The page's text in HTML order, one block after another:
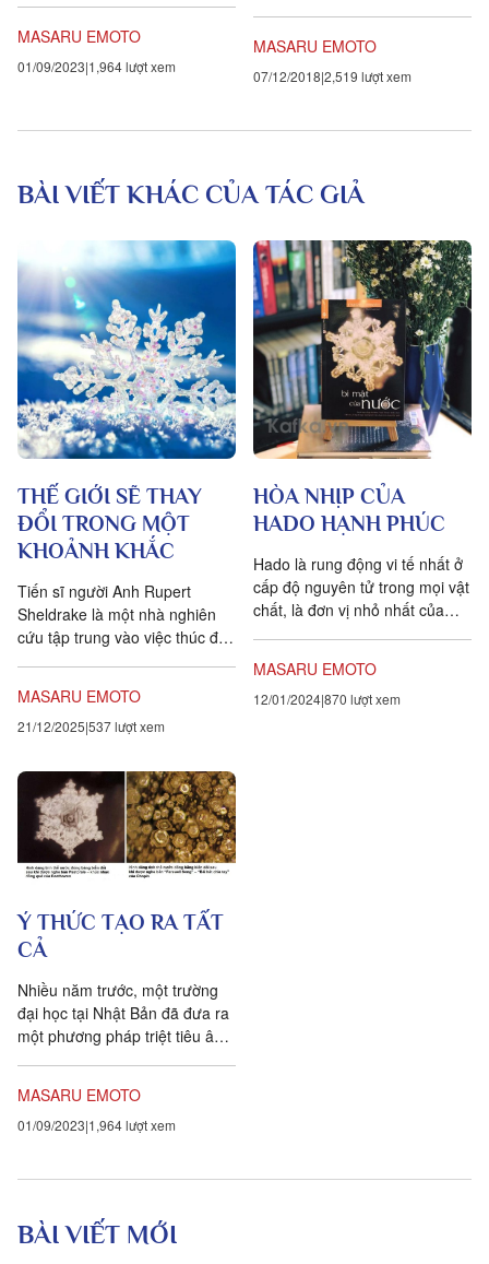
MASARU EMOTO
01/09/2023 1,964 lượt xem
nước về dạng tinh khôi của nó.
MASARU EMOTO
07/12/2018 2,519 lượt xem
BÀI VIẾT KHÁC CỦA TÁC GIẢ
THẾ GIỚI SẼ THAY
ĐỔI TRONG MỘT
KHOẢNH KHẮC
Tiến sĩ người Anh Rupert
Sheldrake là một nhà nghiên
cứu tập trung vào việc thúc đẩy
MASARU EMOTO
21/12/2025 537 lượt xem
HÒA NHỊP CỦA
HADO HẠNH PHÚC
Hado là rung động vi tế nhất ở
cấp độ nguyên tử trong mọi vật
chất, là đơn vị nhỏ nhất của
MASARU EMOTO
12/01/2024870 lượt xem
Ý THỨC TẠO RA TẤT
CẢ
Nhiều năm trước, một trường
đại học tại Nhật Bản đã đưa ra
một phương pháp triệt tiêu âm
MASARU EMOTO
01/09/2023 1,964 lượt xem
BÀI VIẾT MỚI